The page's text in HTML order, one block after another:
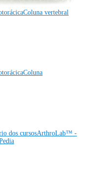
Coluna vertebral
Coluna
dos cursosArthroLab™ -